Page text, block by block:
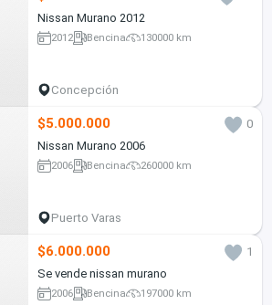
Nissan Murano 2012
2012 Bencina 130000 km
Concepción
$5.000.000
0
Nissan Murano 2006
2006 Bencina 260000 km
Puerto Varas
$6.000.000
1
Se vende nissan murano
2006 Bencina 197000 km